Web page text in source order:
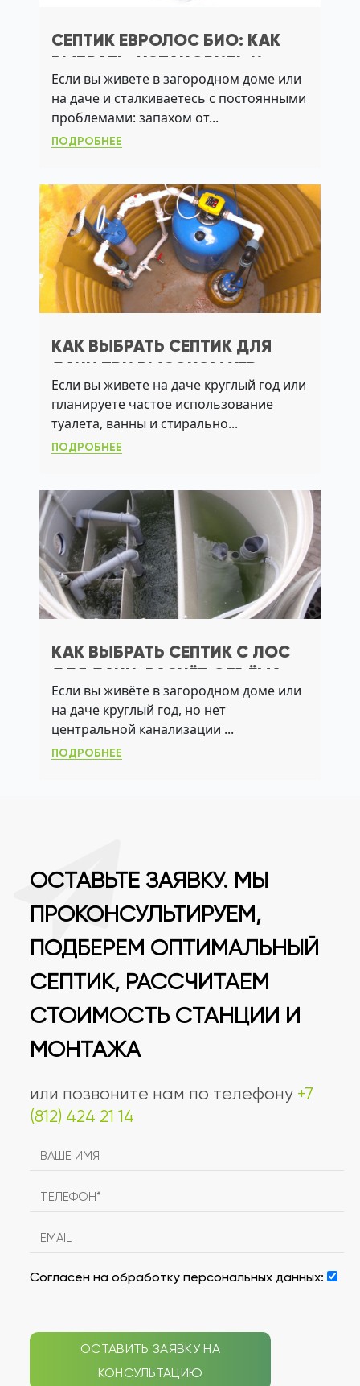
СЕПТИК ЕВРОЛОС БИО: КАК
ВЫБРАТЬ, УСТАНОВИТЬ И
ЭКСПЛУАТИРОВАТЬ БЕЗ
ЗАПАХА И СБОЕВ
Если вы живете в загородном доме или
на даче и сталкиваетесь с постоянными
проблемами: запахом от...
ПОДРОБНЕЕ
КАК ВЫБРАТЬ СЕПТИК ДЛЯ
ДАЧИ ПРИ ВЫСОКОМ УГВ:
ПРАКТИЧНЫЕ РЕШЕНИЯ
Если вы живете на даче круглый год или
планируете частое использование
туалета, ванны и стирально...
ПОДРОБНЕЕ
КАК ВЫБРАТЬ СЕПТИК С ЛОС
ДЛЯ ДАЧИ: РАСЧЁТ ОБЪЁМА,
АЭРАЦИЯ И АКТИВНЫЙ ИЛ
Если вы живёте в загородном доме или
на даче круглый год, но нет
центральной канализации ...
ПОДРОБНЕЕ
ОСТАВЬТЕ ЗАЯВКУ. МЫ
ПРОКОНСУЛЬТИРУЕМ,
ПОДБЕРЕМ ОПТИМАЛЬНЫЙ
СЕПТИК, РАССЧИТАЕМ
СТОИМОСТЬ СТАНЦИИ И
МОНТАЖА
или позвоните нам по телефону +7
(812) 424 21 14
Согласен на обработку персональных данных:
ОСТАВИТЬ ЗАЯВКУ НА
КОНСУЛЬТАЦИЮ